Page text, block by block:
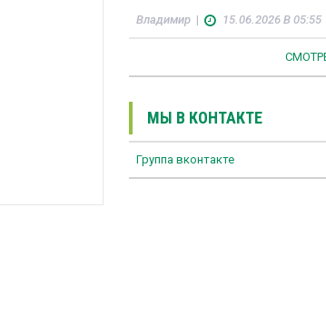
Владимир| 15.06.2026 В 05:55
МЫ В КОНТАКТЕ
Группа вконтакте